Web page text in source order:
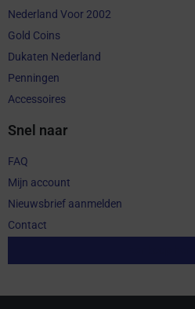
Nederland Voor 2002
Gold Coins
Dukaten Nederland
Penningen
Accessoires
Snel naar
FAQ
Mijn account
Nieuwsbrief aanmelden
Contact